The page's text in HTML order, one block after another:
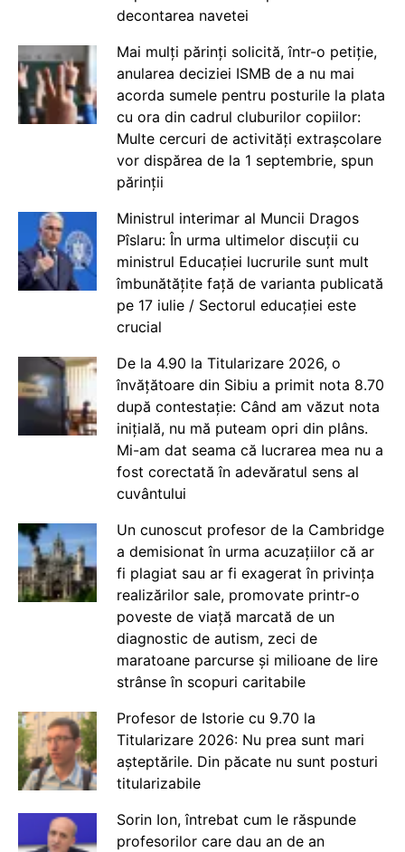
decontarea navetei
Mai mulți părinți solicită, într-o petiție,
anularea deciziei ISMB de a nu mai
acorda sumele pentru posturile la plata
cu ora din cadrul cluburilor copiilor:
Multe cercuri de activități extrașcolare
vor dispărea de la 1 septembrie, spun
părinții
Ministrul interimar al Muncii Dragos
Pîslaru: În urma ultimelor discuții cu
ministrul Educației lucrurile sunt mult
îmbunătățite față de varianta publicată
pe 17 iulie / Sectorul educației este
crucial
De la 4.90 la Titularizare 2026, o
învățătoare din Sibiu a primit nota 8.70
după contestație: Când am văzut nota
inițială, nu mă puteam opri din plâns.
Mi-am dat seama că lucrarea mea nu a
fost corectată în adevăratul sens al
cuvântului
Un cunoscut profesor de la Cambridge
a demisionat în urma acuzațiilor că ar
fi plagiat sau ar fi exagerat în privința
realizărilor sale, promovate printr-o
poveste de viață marcată de un
diagnostic de autism, zeci de
maratoane parcurse și milioane de lire
strânse în scopuri caritabile
Profesor de Istorie cu 9.70 la
Titularizare 2026: Nu prea sunt mari
așteptările. Din păcate nu sunt posturi
titularizabile
Sorin Ion, întrebat cum le răspunde
profesorilor care dau an de an